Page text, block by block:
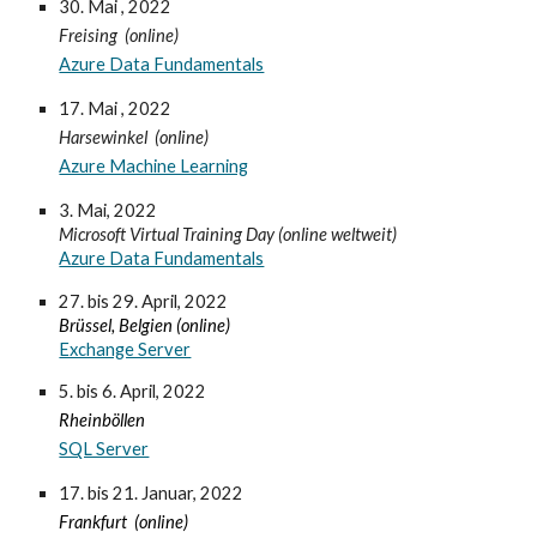
30. Mai, 2022
Freising (online)
Azure Data Fundamentals
17. Mai, 2022
Harsewinkel (online)
Azure Machine Learning
3. Mai, 2022
Microsoft Virtual Training Day (online weltweit)
Azure Data Fundamentals
27. bis 29. April, 2022
Brüssel, Belgien (online)
Exchange Server
5. bis 6. April, 2022
Rheinböllen
SQL Server
17. bis 21. Januar, 2022
Frankfurt (online)